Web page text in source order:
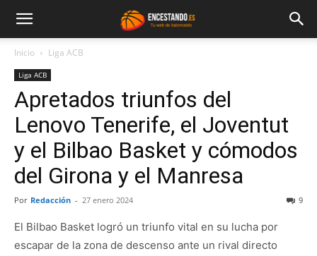
Inicio Liga ACB
Liga ACB
Apretados triunfos del
Lenovo Tenerife, el Joventut
y el Bilbao Basket y cómodos
del Girona y el Manresa
Por Redacción - 27 enero 2024 9
El Bilbao Basket logró un triunfo vital en su lucha por
escapar de la zona de descenso ante un rival directo